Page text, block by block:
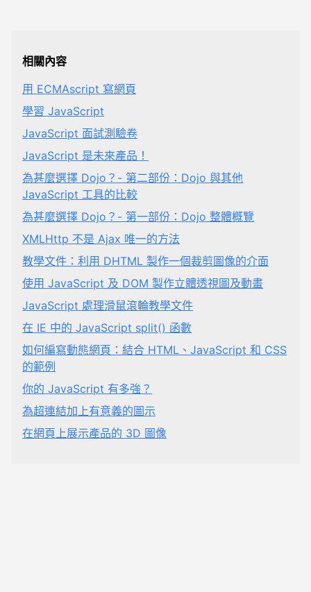
相關內容
用 ECMAscript 寫網頁
學習 JavaScript
JavaScript 面試測驗卷
JavaScript 是未來產品！
為甚麼選擇 Dojo？- 第二部份：Dojo 與其他
JavaScript 工具的比較
為甚麼選擇 Dojo？- 第一部份：Dojo 整體概覽
XMLHttp 不是 Ajax 唯一的方法
教學文件：利用 DHTML 製作一個裁剪圖像的介面
使用 JavaScript 及 DOM 製作立體透視圖及動畫
JavaScript 處理滑鼠滾輪教學文件
在 IE 中的 JavaScript split() 函數
如何編寫動態網頁：結合 HTML、JavaScript 和 CSS
的範例
你的 JavaScript 有多強？
為超連結加上有意義的圖示
在網頁上展示產品的 3D 圖像